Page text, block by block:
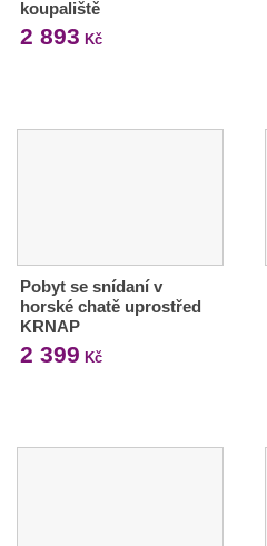
koupaliště
2 893 Kč
Pobyt se snídaní v
horské chatě uprostřed
KRNAP
2 399 Kč